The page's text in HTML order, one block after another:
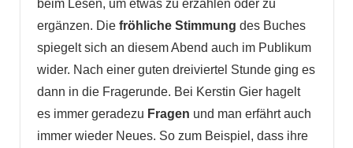
beim Lesen, um etwas zu erzählen oder zu
ergänzen. Die fröhliche Stimmung des Buches
spiegelt sich an diesem Abend auch im Publikum
wider. Nach einer guten dreiviertel Stunde ging es
dann in die Fragerunde. Bei Kerstin Gier hagelt
es immer geradezu Fragen und man erfährt auch
immer wieder Neues. So zum Beispiel, dass ihre